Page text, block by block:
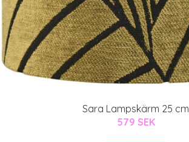
Sara Lampskärm 25 cm
579 SEK